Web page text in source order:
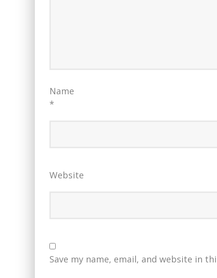
Name
*
Website
Save my name, email, and website in